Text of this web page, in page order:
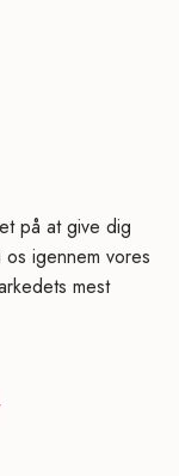
på at give dig
igennem vores
mest